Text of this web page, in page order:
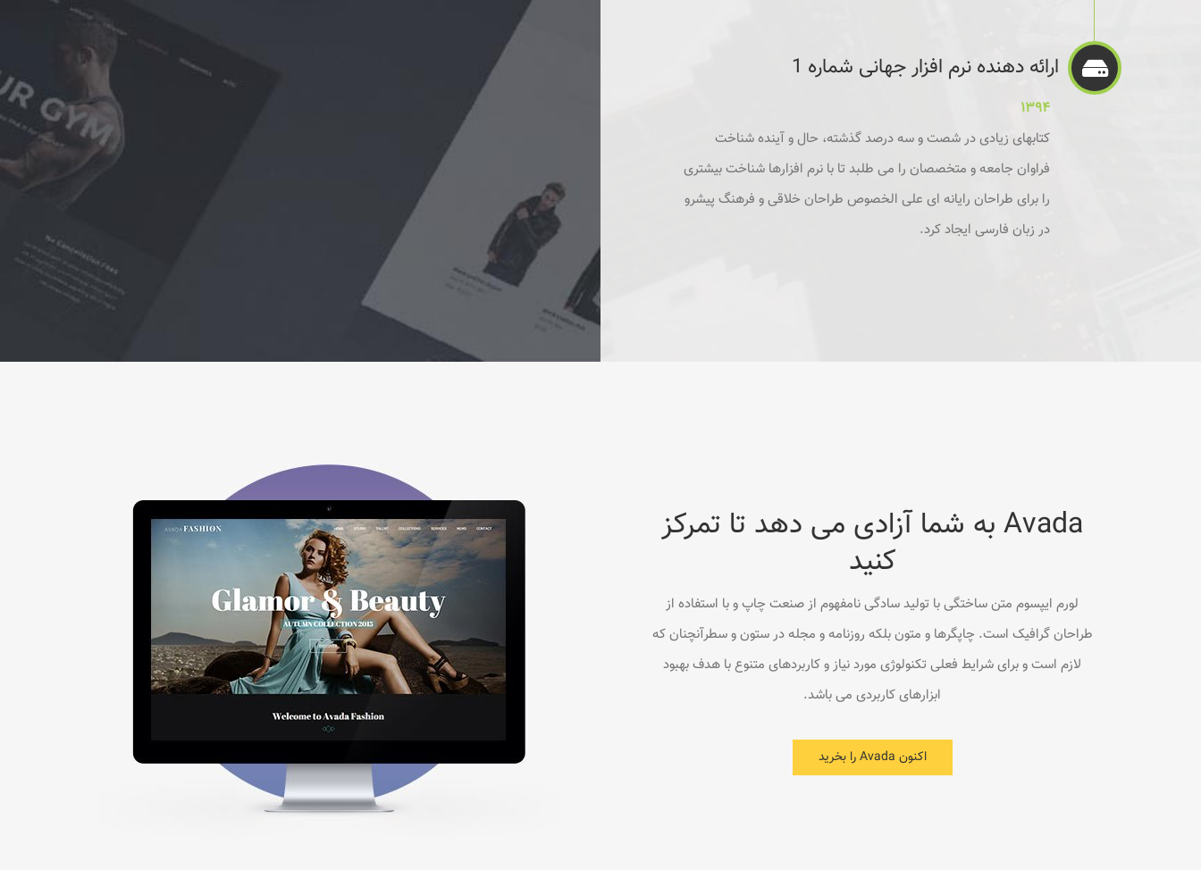
ارائه دهنده نرم افزار جهانی شماره 1
۱۳۹۴
کتابهای زیادی در شصت و سه درصد گذشته، حال و آینده شناخت
فراوان جامعه و متخصصان را می طلبد تا با نرم افزارها شناخت بیشتری
را برای طراحان رایانه ای علی الخصوص طراحان خلاقی و فرهنگ پیشرو
در زبان فارسی ایجاد کرد.
Avada به شما آزادی می دهد تا تمرکز
کنید
لورم ایپسوم متن ساختگی با تولید سادگی نامفهوم از صنعت چاپ و با استفاده از
طراحان گرافیک است. چاپگرها و متون بلکه روزنامه و مجله در ستون و سطرآنچنان که
لازم است و برای شرایط فعلی تکنولوژی مورد نیاز و کاربردهای متنوع با هدف بهبود
ابزارهای کاربردی می باشد.
اکنون Avada را بخرید